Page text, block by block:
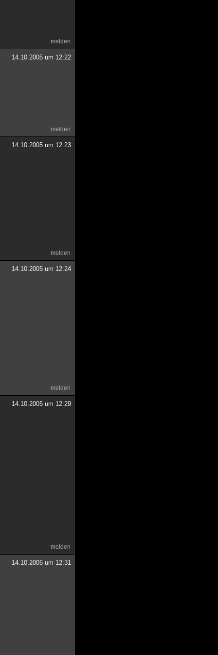
melden
14.10.2005 um 12:22
melden
14.10.2005 um 12:23
melden
14.10.2005 um 12:24
melden
14.10.2005 um 12:29
melden
14.10.2005 um 12:31